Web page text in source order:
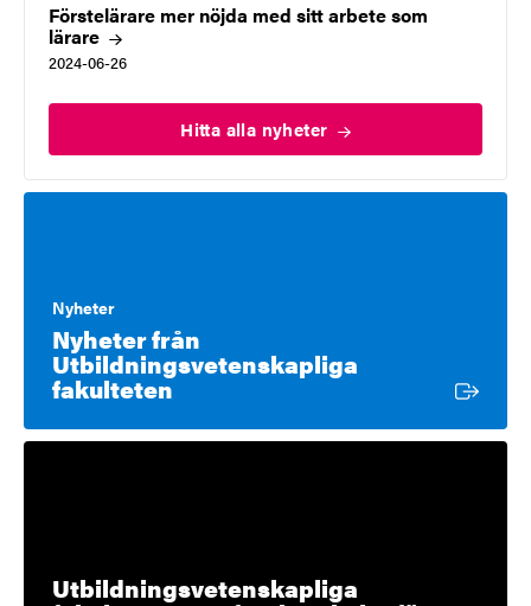
Förstelärare mer nöjda med sitt arbete som
lärare
2024-06-26
Hitta alla nyheter
Nyheter
Nyheter från
Utbildningsvetenskapliga
fakultetenExtern länk
Utbildningsvetenskapliga